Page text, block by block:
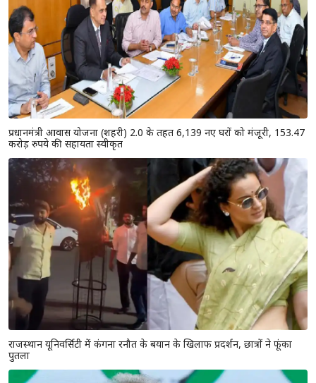
प्रधानमंत्री आवास योजना (शहरी) 2.0 के तहत 6,139 नए घरों को मंजूरी, 153.47
करोड़ रुपये की सहायता स्वीकृत
राजस्थान यूनिवर्सिटी में कंगना रनौत के बयान के खिलाफ प्रदर्शन, छात्रों ने फूंका
पुतला